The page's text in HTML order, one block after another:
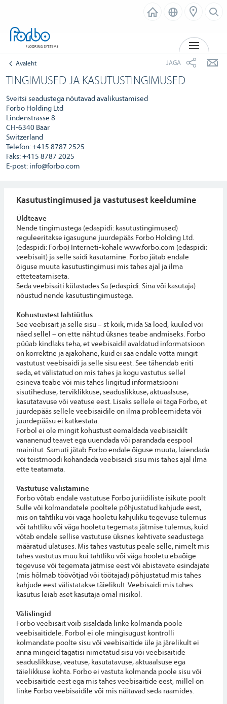
Avaleht JAGA
TINGIMUSED JA KASUTUSTINGIMUSED
Šveitsi seadustega nõutavad avalikustamised
Forbo Holding Ltd
Lindenstrasse 8
CH-6340 Baar
Switzerland
Telefon: +415 8787 2525
Faks: +415 8787 2025
E-post: info@forbo.com
Kasutustingimused ja vastutusest keeldumine
Üldteave
Nende tingimustega (edaspidi: kasutustingimused)
reguleeritakse igasugune juurdepääs Forbo Holding Ltd.
(edaspidi: Forbo) Interneti-kohale www.forbo.com (edaspidi:
veebisait) ja selle saidi kasutamine. Forbo jätab endale
õiguse muuta kasutustingimusi mis tahes ajal ja ilma
etteteatamiseta.
Seda veebisaiti külastades Sa (edaspidi: Sina või kasutaja)
nõustud nende kasutustingimustega.
Kohustustest lahtiütlus
See veebisait ja selle sisu – st kõik, mida Sa loed, kuuled või
näed sellel – on ette nähtud üksnes teabe andmiseks. Forbo
püüab kindlaks teha, et veebisaidil avaldatud informatsioon
on korrektne ja ajakohane, kuid ei saa endale võtta mingit
vastutust veebisaidi ja selle sisu eest. See tähendab eriti
seda, et välistatud on mis tahes ja kogu vastutus sellel
esineva teabe või mis tahes lingitud informatsiooni
sisutiheduse, terviklikkuse, seaduslikkuse, aktuaalsuse,
kasutatavuse või veatuse eest. Lisaks sellele ei taga Forbo, et
juurdepääs sellele veebisaidile on ilma probleemideta või
juurdepääsu ei katkestata.
Forbol ei ole mingit kohustust eemaldada veebisaidilt
vananenud teavet ega uuendada või parandada eespool
mainitut. Samuti jätab Forbo endale õiguse muuta, laiendada
või teistmoodi kohandada veebisaidi sisu mis tahes ajal ilma
ette teatamata.
Vastutuse välistamine
Forbo võtab endale vastutuse Forbo juriidiliste isikute poolt
Sulle või kolmandatele pooltele põhjustatud kahjude eest,
mis on tahtliku või väga hooletu kahjuliku tegevuse tulemus
või tahtliku või väga hooletu tegemata jätmise tulemus, kuid
võtab endale sellise vastutuse üksnes kehtivate seadustega
määratud ulatuses. Mis tahes vastutus peale selle, nimelt mis
tahes vastutus muu kui tahtliku või väga hooletu ebaõige
tegevuse või tegemata jätmise eest või abistavate esindajate
(mis hõlmab töövõtjad või töötajad) põhjustatud mis tahes
kahjude eest välistatakse täielikult. Veebisaidi mis tahes
kasutus leiab aset kasutaja omal riisikol.
Välislingid
Forbo veebisait võib sisaldada linke kolmanda poole
veebisaitidele. Forbol ei ole mingisugust kontrolli
kolmandate poolte sisu või veebisaitide üle ja järelikult ei
anna mingeid tagatisi nimetatud sisu või veebisaitide
seaduslikkuse, veatuse, kasutatavuse, aktuaalsuse ega
täielikkuse kohta. Forbo ei vastuta kolmanda poole sisu või
veebisaitide eest ega mis tahes veebisaitide eest, millel on
linke Forbo veebisaidile või mis näitavad seda raamides.